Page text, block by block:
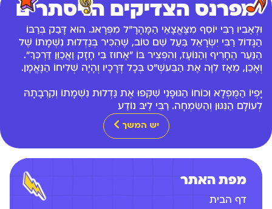
מפרנס הצדיקים הניסתרים
וּלְאָבִיו רַבִּי יוֹסֵף מִצֶּאֱצָאֵי הַמָּהָרָ"ל מִפְּרָאג. הוּא דָּבַק בְּרַבּוֹ
הַגָּדוֹל רַבִּי יִשְׂרָאֵל בַּעַל שֵׁם טוֹב, שֶׁהִכִּיר בְּגַדְלוּת נִשְׁמָתוֹ שֶׁל
הַנַּעַר הֶחָרִיף וְהַנּוֹעָז, וְהִפְצִיר בּוֹ "אָחוּז בִּי חָזָק וַאֲכַוֵּן דַּרְכְּךָ".
וְאָכֵן, מֵאָז לִוָּה אֶת הַבֵּעשְׁ"ט בְּכָל דְּרָכָיו וְהָיָה שְׁלִיחוֹ הַנֶּאֱמָן.
יָפְיוֹ הַמֻּפְלָא וְכוֹחוֹ הַגּוּפָנִי שִׁקְּפוּ אֶת גַּדְלוּת נִשְׁמָתוֹ וְקִרְבָתָהּ
לְעוֹלָם הַנִּגּוּן וְהַשִּׂמְחָה. רַבִּי לֵיבּ נוֹדַע
יש המשך
מפת האתר
דף הבית